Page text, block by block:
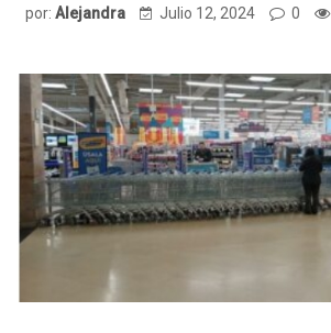
por: Alejandra Julio 12, 2024 0